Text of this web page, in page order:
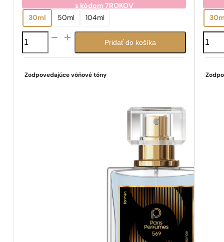
s kódom 7ROKOV
7.05€
30ml 50ml 104ml
množstvo
N°
569
Pridať do košíka
Zodpovedajúce vôňové tóny
N°
90